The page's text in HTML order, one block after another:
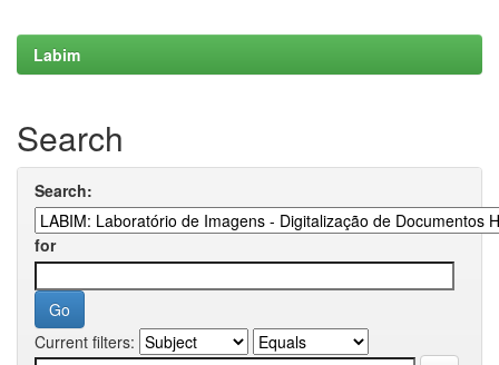
Labim
Search
Search:
for
Current filters: